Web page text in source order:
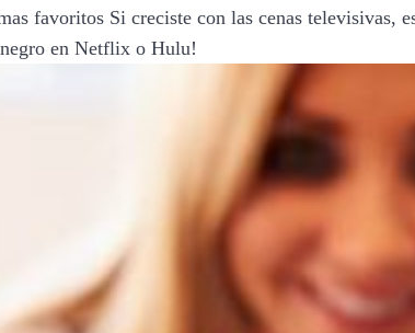
favoritos Si creciste con las cenas televisivas,
en Netflix o Hulu!